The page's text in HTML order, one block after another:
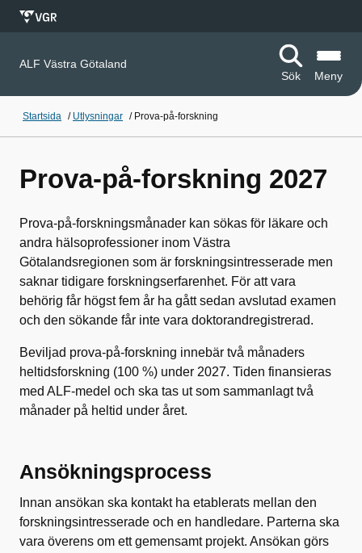
ALF Västra Götaland
Sök
Meny
Startsida / Utlysningar / Prova-på-forskning
Prova-på-forskning 2027
Prova-på-forskningsmånader kan sökas för läkare och
andra hälsoprofessioner inom Västra
Götalandsregionen som är forskningsintresserade men
saknar tidigare forskningserfarenhet. För att vara
behörig får högst fem år ha gått sedan avslutad examen
och den sökande får inte vara doktorandregistrerad.
Beviljad prova-på-forskning innebär två månaders
heltidsforskning (100 %) under 2027. Tiden finansieras
med ALF-medel och ska tas ut som sammanlagt två
månader på heltid under året.
Ansökningsprocess
Innan ansökan ska kontakt ha etablerats mellan den
forskningsintresserade och en handledare. Parterna ska
vara överens om ett gemensamt projekt. Ansökan görs